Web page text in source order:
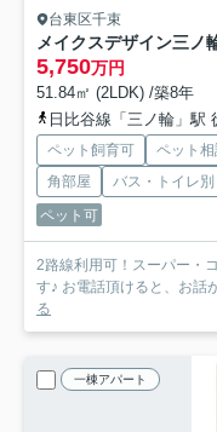
台東区千束
メイクスデザイン三ノ
5,750万円
51.84㎡ (2LDK) /築8年
日比谷線「三ノ輪」駅
ペット飼育可 ペット相
角部屋
バス・トイレ別
ペット可
2路線利用可！スーパー・
す♪ お電話頂けると、お話
る
一棟アパート